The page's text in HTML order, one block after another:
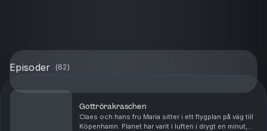
Episoder (62)
Gottrörakraschen
Claes och hans fru Maria sitter i ett flygplan på väg till
Köpenhamn. Planet har varit i luften i drygt en minut,